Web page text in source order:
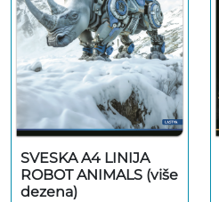
SVESKA A4 LINIJA
ROBOT ANIMALS (više
dezena)